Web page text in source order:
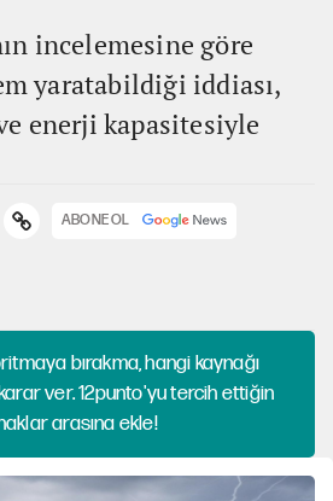
incelemesine göre
yaratabildiği iddiası,
enerji kapasitesiyle
ABONE OL
bırakma, hangi kaynağı
ver. 12punto'yu tercih ettiğin
arasına ekle!